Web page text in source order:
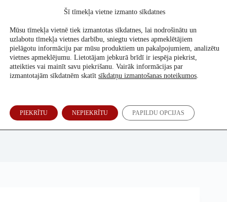
Atbalsti mūs
Ronalds Siliņš
Šī tīmekļa vietne izmanto sīkdatnes
Mūsu tīmekļa vietnē tiek izmantotas sīkdatnes, lai nodrošinātu un
uzlabotu tīmekļa vietnes darbību, sniegtu vietnes apmeklētājiem
pielāgotu informāciju par mūsu produktiem un pakalpojumiem, analizētu
vietnes apmeklējumu. Lietotājam jebkurā brīdī ir iespēja piekrist,
atteikties vai mainīt savu piekrišanu. Vairāk informācijas par
izmantotajām sīkdatnēm skatīt sīkdatņu izmantošanas noteikumos.
PIEKRĪTU NEPIEKRĪTU PAPILDU OPCIJAS